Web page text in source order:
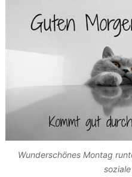
Wunderschönes Montag